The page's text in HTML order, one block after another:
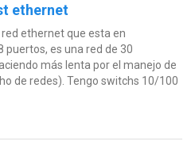
ethernet
ethernet que esta en
puertos, es una red de 30
más lenta por el manejo de
de redes). Tengo switchs 10/100